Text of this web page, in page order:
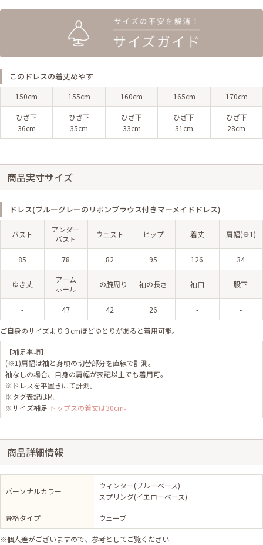
このドレスの着丈めやす
150cm 155cm 160cm 165cm 170cm
ひざ下
36cm
ひざ下
35cm
ひざ下
33cm
ひざ下
31cm
ひざ下
28cm
商品実寸サイズ
ドレス(ブルーグレーのリボンブラウス付きマーメイドドレス)
バスト
アンダー
バスト
ウェスト ヒップ 着丈 肩幅(※1)
85 78 82 95 126 34
ゆき丈
アーム
ホール
二の腕周り 袖の長さ 袖口 股下
- 47 42 26 - -
ご自身のサイズより３cmほどゆとりがあると着用可能。
【補足事項】
(※1)肩幅は袖と身頃の切替部分を直線で計測。
袖なしの場合、自身の肩幅が表記以上でも着用可。
※ドレスを平置きにて計測。
※タグ表記はM。
※サイズ補足 トップスの着丈は30cm。
商品詳細情報
パーソナルカラー
ウィンター(ブルーベース)
スプリング(イエローベース)
骨格タイプ ウェーブ
※個人差がございますので、参考としてご覧ください